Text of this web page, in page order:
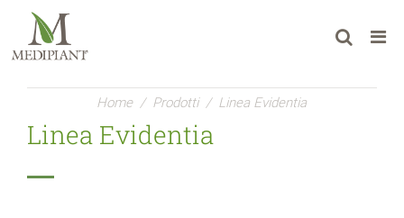
Home / Prodotti / Linea Evidentia
Linea Evidentia